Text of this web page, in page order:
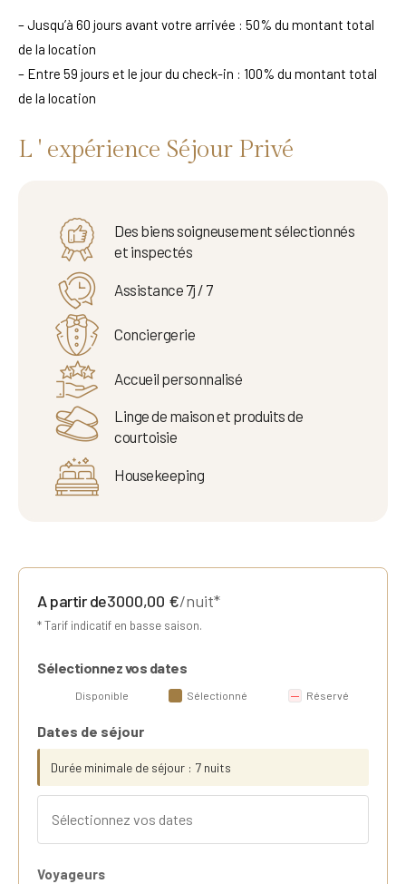
– Jusqu’à 60 jours avant votre arrivée : 50% du montant total
de la location
– Entre 59 jours et le jour du check-in : 100% du montant total
de la location
L ' expérience Séjour Privé
Des biens soigneusement sélectionnés
et inspectés
Assistance 7j / 7
Conciergerie
Accueil personnalisé
Linge de maison et produits de
courtoisie
Housekeeping
A partir de3000,00 €/nuit*
* Tarif indicatif en basse saison.
Sélectionnez vos dates
Disponible Sélectionné Réservé
Dates de séjour
Durée minimale de séjour : 7 nuits
Voyageurs